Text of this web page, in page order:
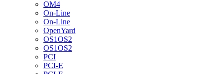
OM4
On-Line
On-Line
OpenYard
OS1OS2
OS1OS2
PCI
PCI-E